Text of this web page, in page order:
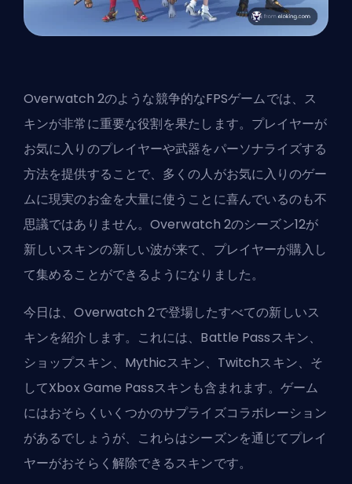
Overwatch 2のような競争的なFPSゲームでは、ス
キンが非常に重要な役割を果たします。プレイヤーが
お気に入りのプレイヤーや武器をパーソナライズする
方法を提供することで、多くの人がお気に入りのゲー
ムに現実のお金を大量に使うことに喜んでいるのも不
思議ではありません。Overwatch 2のシーズン12が
新しいスキンの新しい波が来て、プレイヤーが購入し
て集めることができるようになりました。
今日は、Overwatch 2で登場したすべての新しいス
キンを紹介します。これには、Battle Passスキン、
ショップスキン、Mythicスキン、Twitchスキン、そ
してXbox Game Passスキンも含まれます。ゲーム
にはおそらくいくつかのサプライズコラボレーション
があるでしょうが、これらはシーズンを通じてプレイ
ヤーがおそらく解除できるスキンです。